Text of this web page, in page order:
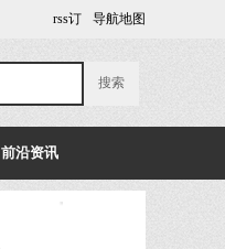
rss订 导航地图
前沿资讯